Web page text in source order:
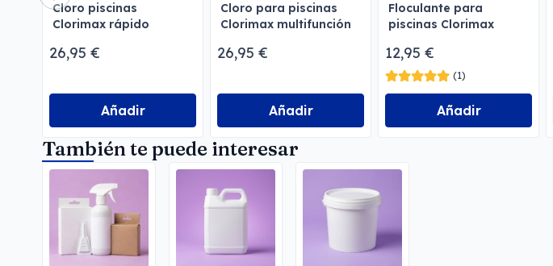
Cloro piscinas
Clorimax rápido
26,95 €
Añadir
Cloro para piscinas
Clorimax multifunción
26,95 €
Añadir
Floculante para
piscinas Clorimax
12,95 €
(1)
Añadir
También te puede interesar